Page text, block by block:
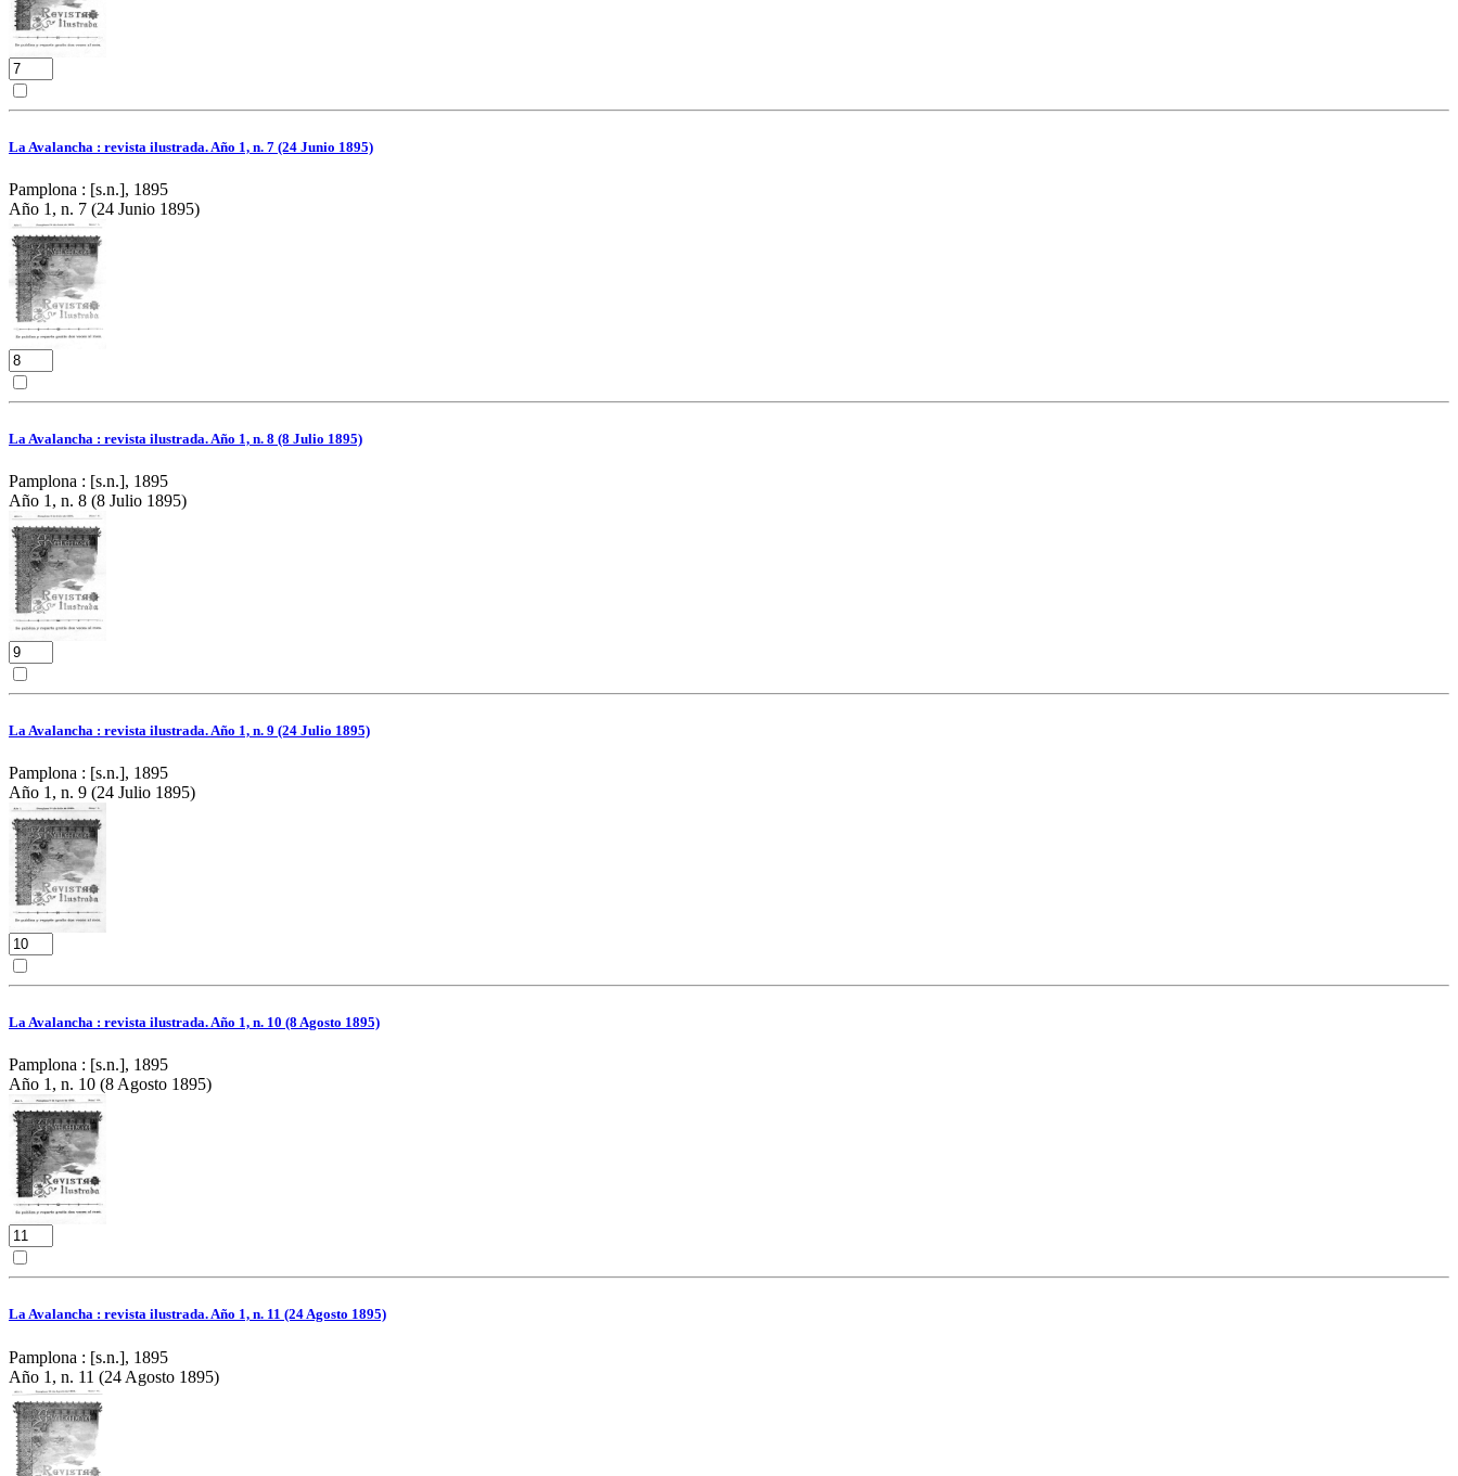
La Avalancha : revista ilustrada. Año 1, n. 7 (24 Junio 1895)
Pamplona : [s.n.], 1895
Año 1, n. 7 (24 Junio 1895)
La Avalancha : revista ilustrada. Año 1, n. 8 (8 Julio 1895)
Pamplona : [s.n.], 1895
Año 1, n. 8 (8 Julio 1895)
La Avalancha : revista ilustrada. Año 1, n. 9 (24 Julio 1895)
Pamplona : [s.n.], 1895
Año 1, n. 9 (24 Julio 1895)
La Avalancha : revista ilustrada. Año 1, n. 10 (8 Agosto 1895)
Pamplona : [s.n.], 1895
Año 1, n. 10 (8 Agosto 1895)
La Avalancha : revista ilustrada. Año 1, n. 11 (24 Agosto 1895)
Pamplona : [s.n.], 1895
Año 1, n. 11 (24 Agosto 1895)